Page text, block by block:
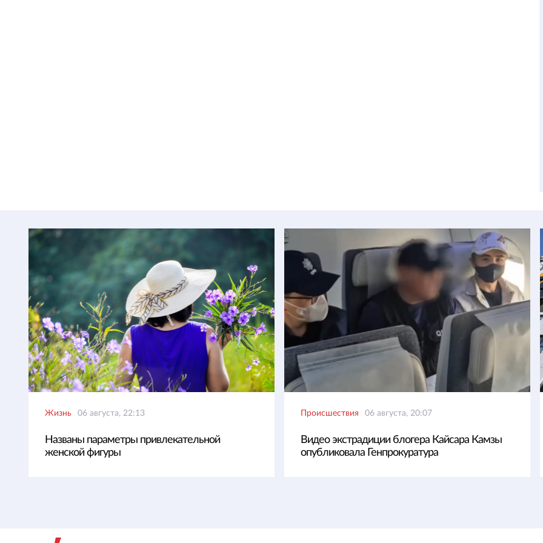
Жизнь 06 августа, 22:13
Названы параметры привлекательной
женской фигуры
Происшествия 06 августа, 20:07
Видео экстрадиции блогера Кайсара Камзы
опубликовала Генпрокуратура